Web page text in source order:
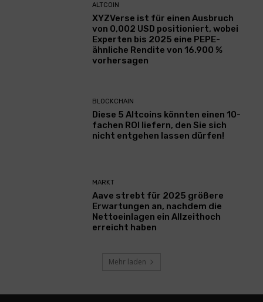
ALTCOIN
XYZVerse ist für einen Ausbruch
von 0,002 USD positioniert, wobei
Experten bis 2025 eine PEPE-
ähnliche Rendite von 16.900 %
vorhersagen
BLOCKCHAIN
Diese 5 Altcoins könnten einen 10-
fachen ROI liefern, den Sie sich
nicht entgehen lassen dürfen!
MARKT
Aave strebt für 2025 größere
Erwartungen an, nachdem die
Nettoeinlagen ein Allzeithoch
erreicht haben
Mehr laden